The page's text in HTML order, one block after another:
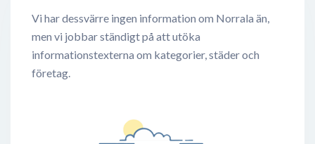
Vi har dessvärre ingen information om Norrala än,
men vi jobbar ständigt på att utöka
informationstexterna om kategorier, städer och
företag.